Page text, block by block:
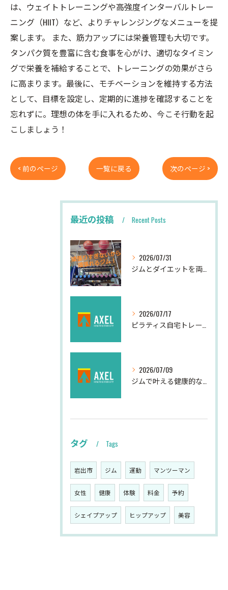
は、ウェイトトレーニングや高強度インターバルトレー
ニング（HIIT）など、よりチャレンジングなメニューを提
案します。 また、筋力アップには栄養管理も大切です。
タンパク質を豊富に含む食事を心がけ、適切なタイミン
グで栄養を補給することで、トレーニングの効果がさら
に高まります。最後に、モチベーションを維持する方法
として、目標を設定し、定期的に進捗を確認することを
忘れずに。理想の体を手に入れるため、今こそ行動を起
こしましょう！
< 前のページ 一覧に戻る 次のページ >
最近の投稿 Recent Posts
2026/07/31
2026/07/17
2026/07/09
タグ Tags
岩出市 ジム 運動 マンツーマン
女性 健康 体験 料金 予約
シェイプアップ ヒップアップ 美容